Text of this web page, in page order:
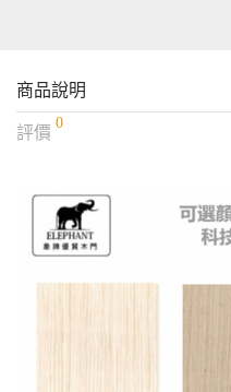
商品說明
評價
0